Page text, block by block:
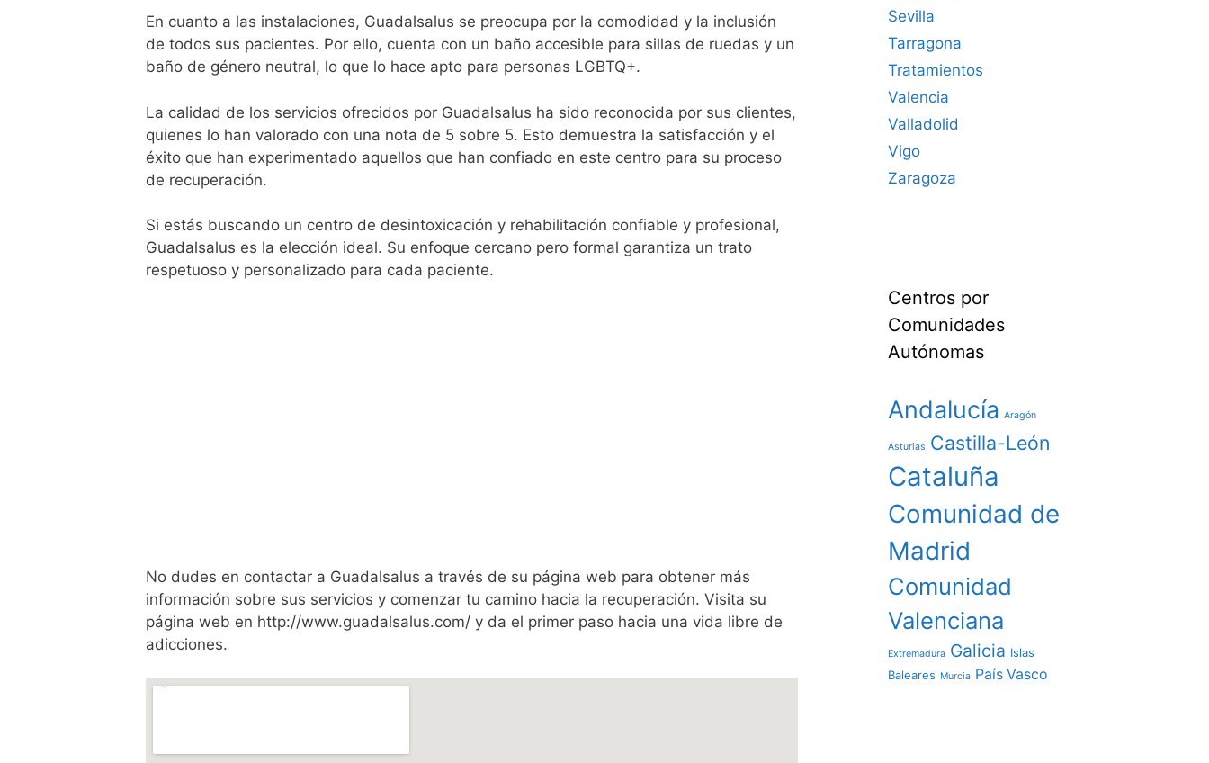
En cuanto a las instalaciones, Guadalsalus se preocupa por la comodidad y la inclusión
de todos sus pacientes. Por ello, cuenta con un baño accesible para sillas de ruedas y un
baño de género neutral, lo que lo hace apto para personas LGBTQ+.
La calidad de los servicios ofrecidos por Guadalsalus ha sido reconocida por sus clientes,
quienes lo han valorado con una nota de 5 sobre 5. Esto demuestra la satisfacción y el
éxito que han experimentado aquellos que han confiado en este centro para su proceso
de recuperación.
Si estás buscando un centro de desintoxicación y rehabilitación confiable y profesional,
Guadalsalus es la elección ideal. Su enfoque cercano pero formal garantiza un trato
respetuoso y personalizado para cada paciente.
No dudes en contactar a Guadalsalus a través de su página web para obtener más
información sobre sus servicios y comenzar tu camino hacia la recuperación. Visita su
página web en http://www.guadalsalus.com/ y da el primer paso hacia una vida libre de
adicciones.
Sevilla
Tarragona
Tratamientos
Valencia
Valladolid
Vigo
Zaragoza
Centros por
Comunidades
Autónomas
Andalucía Aragón
Asturias Castilla-León
Cataluña
Comunidad de
Madrid
Comunidad
Valenciana
Extremadura Galicia Islas
Baleares Murcia País Vasco